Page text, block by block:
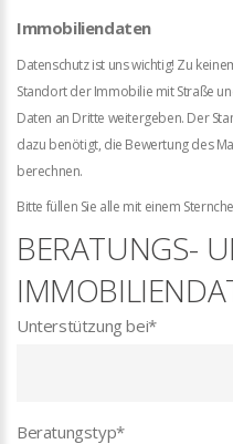
Immobiliendaten
Datenschutz ist uns wichtig! Zu
Standort der Immobilie mit Straße
Daten an Dritte weitergeben. Der
dazu benötigt, die Bewertung des
berechnen.
Bitte füllen Sie alle mit einem
BERATUNGS-
Unterstützung bei*
Beratungstyp*